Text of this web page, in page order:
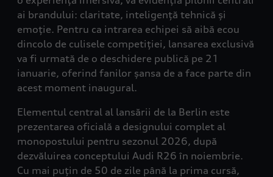
ai brandului: claritate, inteligență tehnică și
emoție. Pentru ca intrarea echipei să aibă ecou
dincolo de culisele competiției, lansarea exclusivă
va fi urmată de o deschidere publică pe 21
ianuarie, oferind fanilor șansa de a face parte din
acest moment inaugural.
Elementul central al lansării de la Berlin este
prezentarea oficială a designului complet al
monopostului pentru sezonul 2026, după
dezvăluirea conceptului Audi R26 în noiembrie.
Cu mai puțin de 50 de zile până la prima cursă,